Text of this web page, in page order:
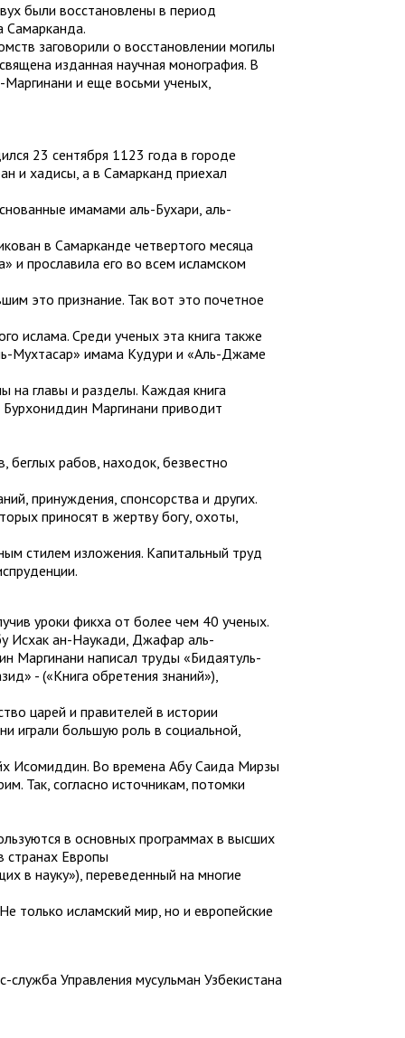
были восстановлены в период
Самарканда.
заговорили о восстановлении могилы
изданная научная монография. В
и еще восьми ученых,
23 сентября 1123 года в городе
и хадисы, а в Самарканд приехал
имамами аль-Бухари, аль-
в Самарканде четвертого месяца
и прославила его во всем исламском
это признание. Так вот это почетное
ислама. Среди ученых эта книга также
Мухтасар» имама Кудури и «Аль-Джаме
на главы и разделы. Каждая книга
Маргинани приводит
беглых рабов, находок, безвестно
принуждения, спонсорства и других.
приносят в жертву богу, охоты,
стилем изложения. Капитальный труд
уроки фикха от более чем 40 ученых.
Исхак ан-Наукади, Джафар аль-
Маргинани написал труды «Бидаятуль-
- («Книга обретения знаний»),
царей и правителей в истории
играли большую роль в социальной,
Исомиддин. Во времена Абу Саида Мирзы
Так, согласно источникам, потомки
в основных программах в высших
странах Европы
в науку»), переведенный на многие
только исламский мир, но и европейские
служба Управления мусульман Узбекистана